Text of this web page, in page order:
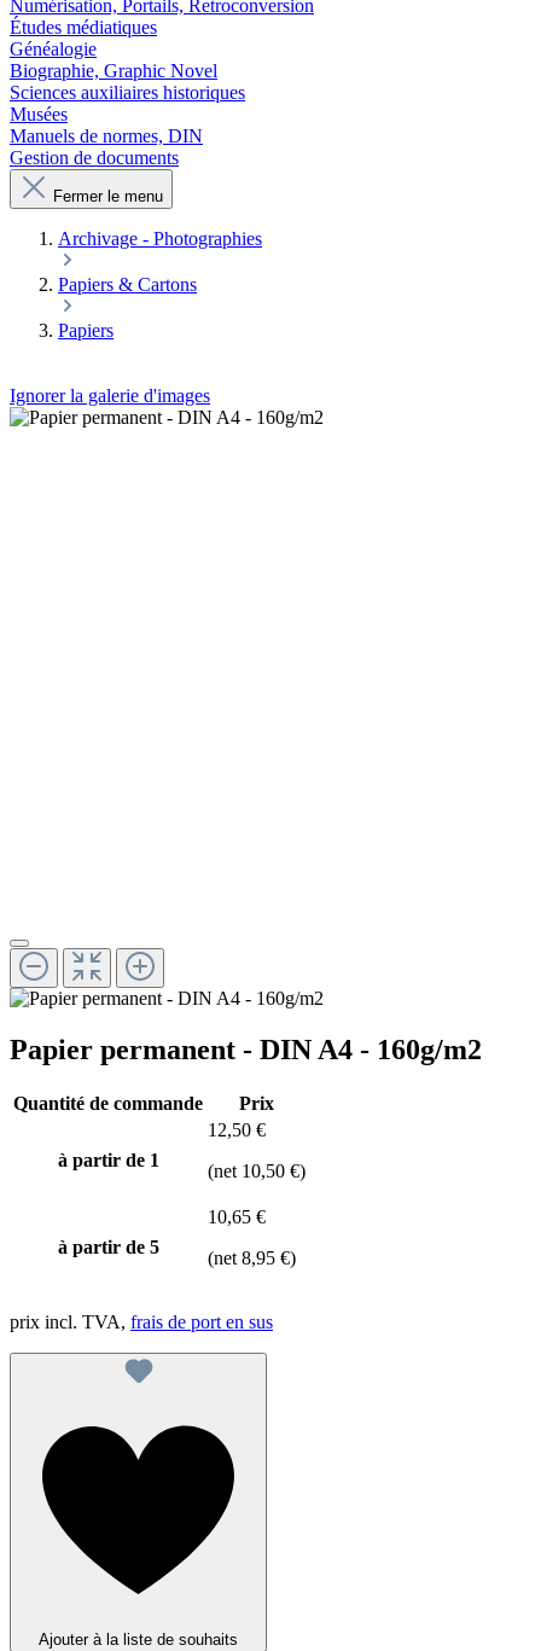
Numérisation, Portails, Retroconversion
Études médiatiques
Généalogie
Biographie, Graphic Novel
Sciences auxiliaires historiques
Musées
Manuels de normes, DIN
Gestion de documents
Fermer le menu
Archivage - Photographies
Papiers & Cartons
Papiers
Ignorer la galerie d'images
Papier permanent - DIN A4 - 160g/m2
Quantité de commande Prix
à partir de 1
12,50 €
(net 10,50 €)
à partir de 5
10,65 €
(net 8,95 €)
prix incl. TVA, frais de port en sus
Ajouter à la liste de souhaits